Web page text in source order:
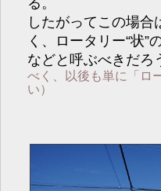
る。
したがってこの場合
く、ロータリー“状”
などと呼ぶべきだろ
べく、以後も単に「ロ
い）